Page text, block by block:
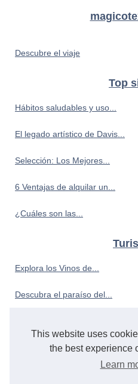
This website uses
the best experience
Learn
Descubre el viaje
Top
Hábitos saludables y uso...
El legado artístico de Davis...
Selección: Los Mejores...
6 Ventajas de alquilar un...
¿Cuáles son las...
Explora los Vinos de...
Descubra el paraíso del...
¿Cuáles son los campings de...